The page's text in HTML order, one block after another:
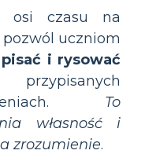
osi czasu na
pozwól uczniom
pisać i rysować
To
własność i
zrozumienie.